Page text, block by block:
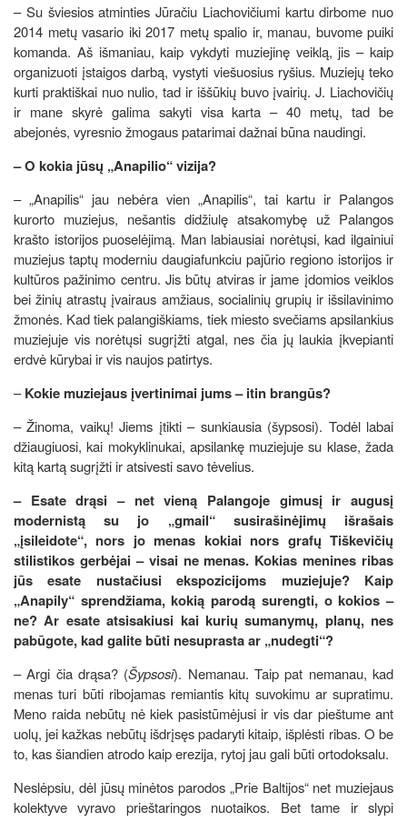
– Su šviesios atminties Jūračiu Liachovičiumi kartu dirbome nuo
2014 metų vasario iki 2017 metų spalio ir, manau, buvome puiki
komanda. Aš išmaniau, kaip vykdyti muziejinę veiklą, jis – kaip
organizuoti įstaigos darbą, vystyti viešuosius ryšius. Muziejų teko
kurti praktiškai nuo nulio, tad ir iššūkių buvo įvairių. J. Liachovičių
ir mane skyrė galima sakyti visa karta – 40 metų, tad be
abejonės, vyresnio žmogaus patarimai dažnai būna naudingi.
– O kokia jūsų „Anapilio“ vizija?
– „Anapilis“ jau nebėra vien „Anapilis“, tai kartu ir Palangos
kurorto muziejus, nešantis didžiulę atsakomybę už Palangos
krašto istorijos puoselėjimą. Man labiausiai norėtųsi, kad ilgainiui
muziejus taptų moderniu daugiafunkciu pajūrio regiono istorijos ir
kultūros pažinimo centru. Jis būtų atviras ir jame įdomios veiklos
bei žinių atrastų įvairaus amžiaus, socialinių grupių ir išsilavinimo
žmonės. Kad tiek palangiškiams, tiek miesto svečiams apsilankius
muziejuje vis norėtųsi sugrįžti atgal, nes čia jų laukia įkvepianti
erdvė kūrybai ir vis naujos patirtys.
–Kokie muziejaus įvertinimai jums – itin brangūs?
– Žinoma, vaikų! Jiems įtikti – sunkiausia (šypsosi). Todėl labai
džiaugiuosi, kai mokyklinukai, apsilankę muziejuje su klase, žada
kitą kartą sugrįžti ir atsivesti savo tėvelius.
– Esate drąsi – net vieną Palangoje gimusį ir augusį
modernistą su jo „gmail“ susirašinėjimų išrašais
„įsileidote“, nors jo menas kokiai nors grafų Tiškevičių
stilistikos gerbėjai – visai ne menas. Kokias menines ribas
jūs esate nustačiusi ekspozicijoms muziejuje? Kaip
„Anapily“ sprendžiama, kokią parodą surengti, o kokios –
ne? Ar esate atsisakiusi kai kurių sumanymų, planų, nes
pabūgote, kad galite būti nesuprasta ar „nudegti“?
– Argi čia drąsa? (Šypsosi). Nemanau. Taip pat nemanau, kad
menas turi būti ribojamas remiantis kitų suvokimu ar supratimu.
Meno raida nebūtų nė kiek pasistūmėjusi ir vis dar pieštume ant
uolų, jei kažkas nebūtų išdrįsęs padaryti kitaip, išplėsti ribas. O be
to, kas šiandien atrodo kaip erezija, rytoj jau gali būti ortodoksalu.
Neslėpsiu, dėl jūsų minėtos parodos „Prie Baltijos“ net muziejaus
kolektyve vyravo prieštaringos nuotaikos. Bet tame ir slypi